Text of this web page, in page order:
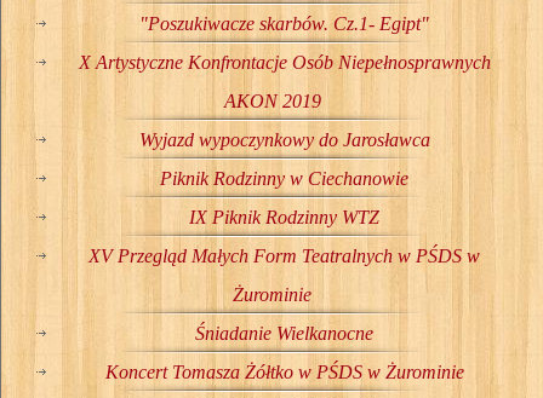
"Poszukiwacze skarbów. Cz.1- Egipt"
X Artystyczne Konfrontacje Osób Niepełnosprawnych
AKON 2019
Wyjazd wypoczynkowy do Jarosławca
Piknik Rodzinny w Ciechanowie
IX Piknik Rodzinny WTZ
XV Przegląd Małych Form Teatralnych w PŚDS w
Żurominie
Śniadanie Wielkanocne
Koncert Tomasza Żółtko w PŚDS w Żurominie